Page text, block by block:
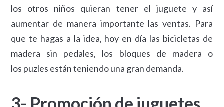
los otros niños quieran tener el juguete y así
aumentar de manera importante las ventas. Para
que te hagas a la idea, hoy en día las bicicletas de
madera sin pedales, los bloques de madera o
los puzles están teniendo una gran demanda.